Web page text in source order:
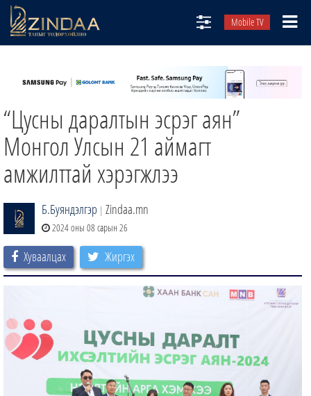
Mobile TV
ТВ8
ӨГЛӨӨНИЙ СОНИН
АУДИО ЗОХИОЛ
“Цусны даралтын эсрэг аян”
Монгол Улсын 21 аймагт
амжилттай хэрэгжлээ
Б.Буяндэлгэр | Zindaa.mn
2024 оны 08 сарын 26
Хуваалцах Жиргэх